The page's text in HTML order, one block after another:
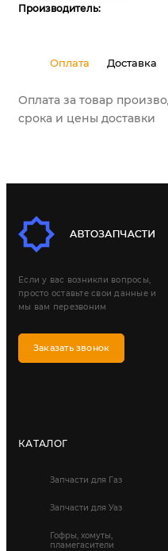
Производитель:
Оплата Доставка
Оплата за товар
срока и цены доставки
Если у вас возникли вопросы,
просто оставьте свои данные и
мы вам перезвоним
Заказать звонок
КАТАЛОГ
Запчасти для Газ
Запчасти для Уаз
Гофры, хомуты,
пламегасители